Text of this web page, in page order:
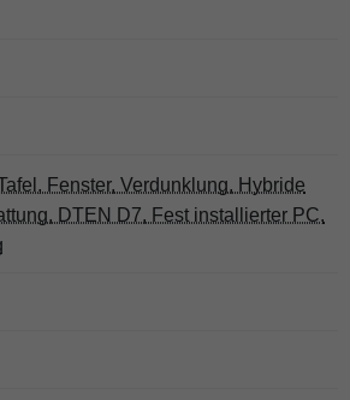
Fenster, Verdunklung, Hybride
DTEN D7, Fest installierter PC,